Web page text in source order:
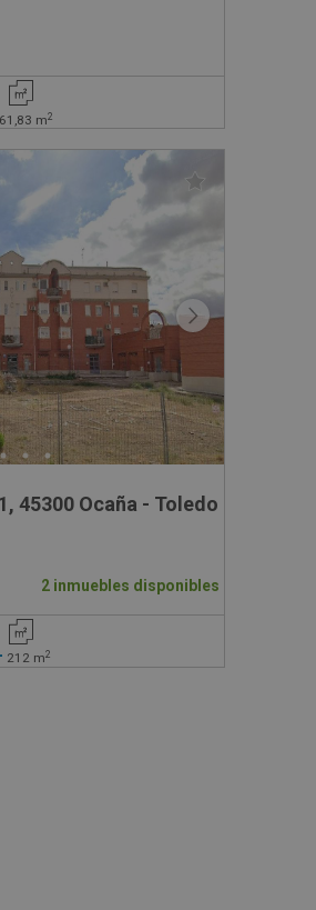
m2
Arrabal San Lazaro 1, 45300 Ocaña - Toledo
2 inmuebles disponibles
212 m2